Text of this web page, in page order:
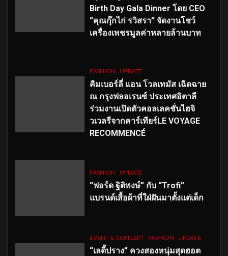
Birth Day Gala Dinner โดย CEO
“คุณกุ๊กไก่ รวิสรา” จัดงานโชว์
เครื่องเพชรมูลค่าหลายล้านบาท
FASHION UPDATE
คิมเบอร์ลี่ แอน โวลเทมัส เฉิดฉาย
ณ กรุงฟลอเรนซ์ ประเทศอิตาลี
ร่วมงานเปิดตัวคอลเลคชั่นไฮจิ
วเวลรีจากคาร์เทียร์LE VOYAGE
RECOMMENCÉ
FASHION UPDATE
“ฟอร์ด ฐิติพงษ์” กับ “Trofi”
แบรนด์เสื้อผ้าที่ใฝ่ฝันมาตั้งแต่เด็ก
EVENT & CONCERT FASHION UPDATE
“เลดี้ปราง” ควงสองหนุ่มสุดฮอต